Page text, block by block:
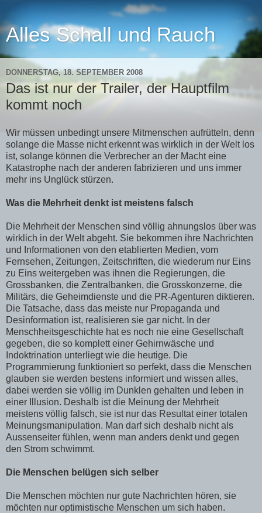
Alles Schall und Rauch
DONNERSTAG, 18. SEPTEMBER 2008
Das ist nur der Trailer, der Hauptfilm
kommt noch
Wir müssen unbedingt unsere Mitmenschen aufrütteln, denn
solange die Masse nicht erkennt was wirklich in der Welt los
ist, solange können die Verbrecher an der Macht eine
Katastrophe nach der anderen fabrizieren und uns immer
mehr ins Unglück stürzen.
Was die Mehrheit denkt ist meistens falsch
Die Mehrheit der Menschen sind völlig ahnungslos über was
wirklich in der Welt abgeht. Sie bekommen ihre Nachrichten
und Informationen von den etablierten Medien, vom
Fernsehen, Zeitungen, Zeitschriften, die wiederum nur Eins
zu Eins weitergeben was ihnen die Regierungen, die
Grossbanken, die Zentralbanken, die Grosskonzerne, die
Militärs, die Geheimdienste und die PR-Agenturen diktieren.
Die Tatsache, dass das meiste nur Propaganda und
Desinformation ist, realisieren sie gar nicht. In der
Menschheitsgeschichte hat es noch nie eine Gesellschaft
gegeben, die so komplett einer Gehirnwäsche und
Indoktrination unterliegt wie die heutige. Die
Programmierung funktioniert so perfekt, dass die Menschen
glauben sie werden bestens informiert und wissen alles,
dabei werden sie völlig im Dunklen gehalten und leben in
einer Illusion. Deshalb ist die Meinung der Mehrheit
meistens völlig falsch, sie ist nur das Resultat einer totalen
Meinungsmanipulation. Man darf sich deshalb nicht als
Aussenseiter fühlen, wenn man anders denkt und gegen
den Strom schwimmt.
Die Menschen belügen sich selber
Die Menschen möchten nur gute Nachrichten hören, sie
möchten nur optimistische Menschen um sich haben.